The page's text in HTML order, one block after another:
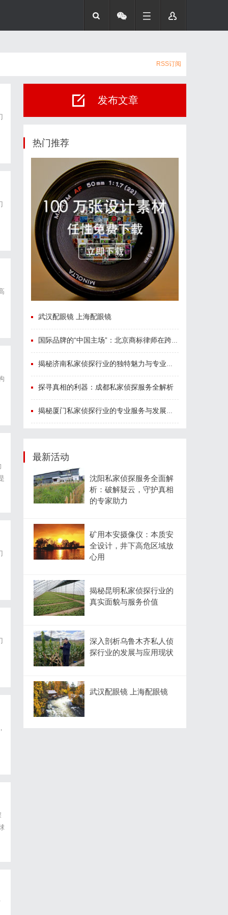
RSS订阅
发布文章
热门推荐
武汉配眼镜 上海配眼镜
国际品牌的“中国主场”：北京商标律师在跨境维权中的战略支点
揭秘济南私家侦探行业的独特魅力与专业服务
探寻真相的利器：成都私家侦探服务全解析
揭秘厦门私家侦探行业的专业服务与发展趋势
最新活动
沈阳私家侦探服务全面解
析：破解疑云，守护真相
的专家助力
矿用本安摄像仪：本质安
全设计，井下高危区域放
心用
揭秘昆明私家侦探行业的
真实面貌与服务价值
深入剖析乌鲁木齐私人侦
探行业的发展与应用现状
武汉配眼镜 上海配眼镜